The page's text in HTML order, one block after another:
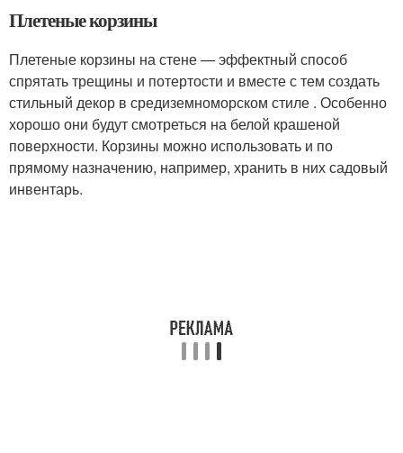
Плетеные корзины
Плетеные корзины на стене — эффектный способ
спрятать трещины и потертости и вместе с тем создать
стильный декор в средиземноморском стиле . Особенно
хорошо они будут смотреться на белой крашеной
поверхности. Корзины можно использовать и по
прямому назначению, например, хранить в них садовый
инвентарь.